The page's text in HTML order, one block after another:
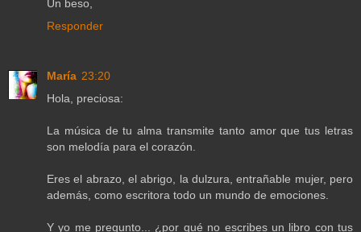
Un beso,
Responder
María 23:20
Hola, preciosa:
La música de tu alma transmite tanto amor que tus letras
son melodía para el corazón.
Eres el abrazo, el abrigo, la dulzura, entrañable mujer, pero
además, como escritora todo un mundo de emociones.
Y yo me pregunto... ¿por qué no escribes un libro con tus